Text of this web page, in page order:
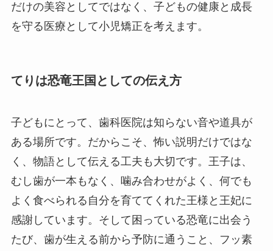
だけの美容としてではなく、子どもの健康と成長
を守る医療として小児矯正を考えます。
てりは恐竜王国としての伝え方
子どもにとって、歯科医院は知らない音や道具が
ある場所です。だからこそ、怖い説明だけではな
く、物語として伝える工夫も大切です。王子は、
むし歯が一本もなく、噛み合わせがよく、何でも
よく食べられる自分を育ててくれた王様と王妃に
感謝しています。そして困っている恐竜に出会う
たび、歯が生える前から予防に通うこと、フッ素